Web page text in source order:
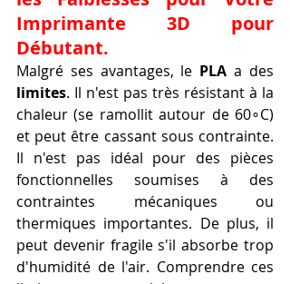
Imprimante 3D pour
Débutant.
Malgré ses avantages, le PLA
limites. Il n'est pas très résistant à la
chaleur (se ramollit autour de 60∘C)
et peut être cassant sous contrainte.
Il n'est pas idéal pour des pièces
fonctionnelles soumises à des
contraintes mécaniques ou
thermiques importantes. De plus, il
peut devenir fragile s'il absorbe trop
d'humidité de l'air. Comprendre ces